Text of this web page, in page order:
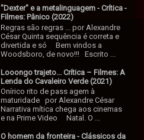
"Dexter" e a metalinguagem - Crítica -
Filmes: Pânico (2022)
Regras são regras ... por Alexandre
César Quinta sequência é correta e
divertida e só Bem vindos a
Woodsboro, de novo!!! Escrito ...
Looongo trajeto... Crítica – Filmes: A
Lenda do Cavaleiro Verde (2021)
Onírico rito de pass agem à
maturidade por Alexandre César
Narrativa mítica chega aos cinemas
e na Prime Video Natal. O ...
O homem da fronteira - Clássicos da